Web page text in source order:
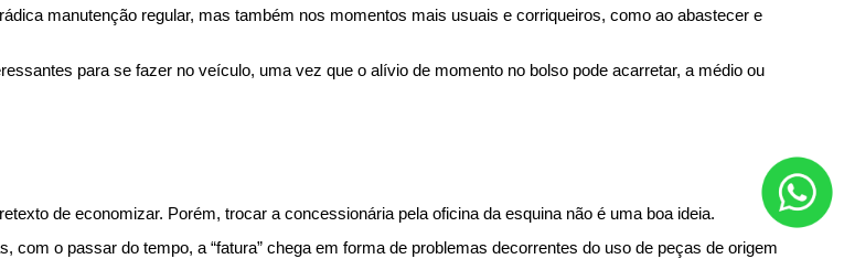
manutenção regular, mas também nos momentos mais usuais e corriqueiros, como ao abastecer e
para se fazer no veículo, uma vez que o alívio de momento no bolso pode acarretar, a médio ou
de economizar. Porém, trocar a concessionária pela oficina da esquina não é uma boa ideia.
o passar do tempo, a “fatura” chega em forma de problemas decorrentes do uso de peças de origem